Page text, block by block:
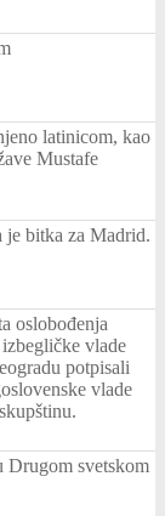
latinicom, kao
Mustafe
je bitka za Madrid.
oslobođenja
vlade
potpisali
vlade
Drugom svetskom